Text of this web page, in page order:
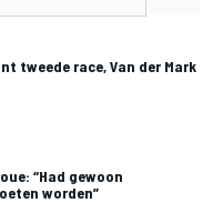
tweede race, Van der Mark
“Had gewoon
worden”